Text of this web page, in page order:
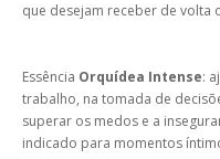
que desejam receber de volta
Essência Orquídea Intense:
trabalho, na tomada de
superar os medos e a
indicado para momentos